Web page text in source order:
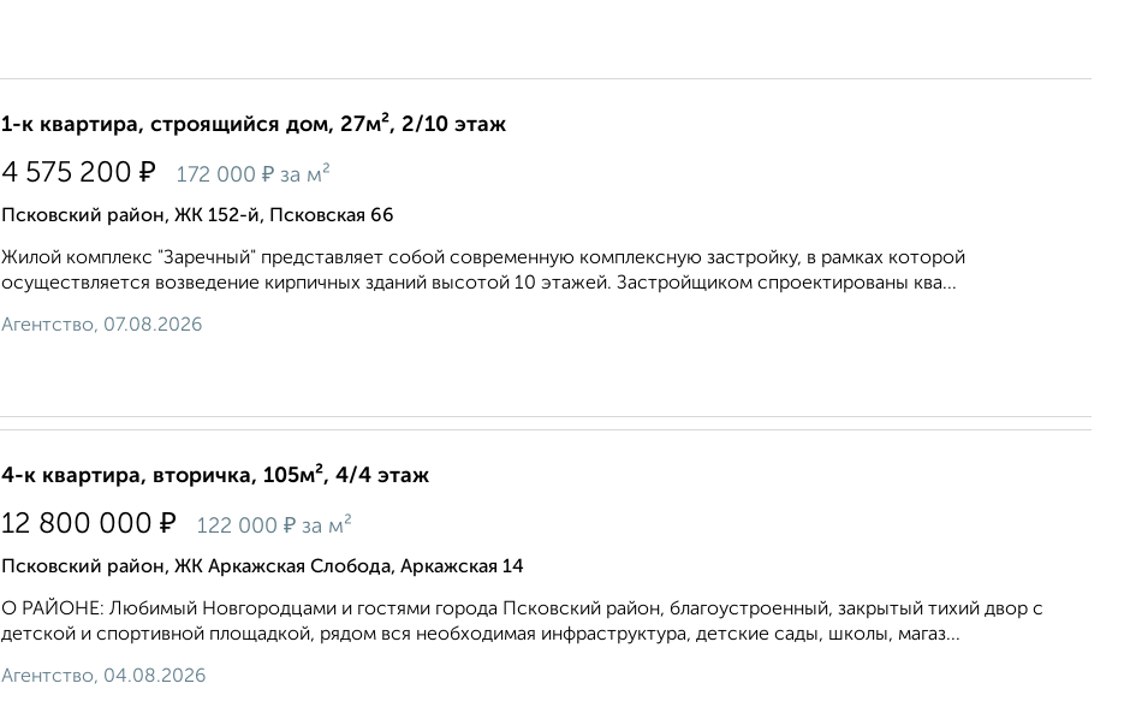
1-к квартира, строящийся дом, 27м², 2/10 этаж
4 575 200 ₽ 172 000 ₽ за м²
Псковский район, ЖК 152-й, Псковская 66
Жилой комплекс "Заречный" представляет собой современную комплексную застройку, в рамках которой
осуществляется возведение кирпичных зданий высотой 10 этажей. Застройщиком спроектированы ква...
Агентство, 07.08.2026
4-к квартира, вторичка, 105м², 4/4 этаж
12 800 000 ₽ 122 000 ₽ за м²
Псковский район, ЖК Аркажская Слобода, Аркажская 14
О PAЙOНE: Любимый Hовгорoдцaми и гоcтями гоpoда Псковcкий pайон, благоуcтpоенный, закрытый тихий двор с
детской и спортивной площадкой, рядом вся необходимая инфраструктура, детские сады, школы, магаз...
Агентство, 04.08.2026